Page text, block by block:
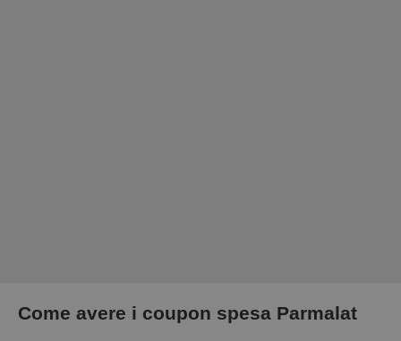
Come avere i coupon spesa Parmalat